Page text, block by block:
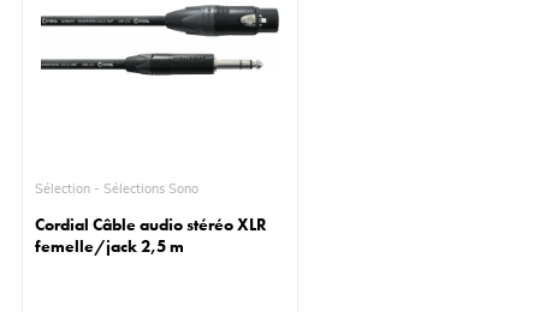
Sélection - Sélections Sono
Cordial Câble audio stéréo XLR
femelle/jack 2,5 m